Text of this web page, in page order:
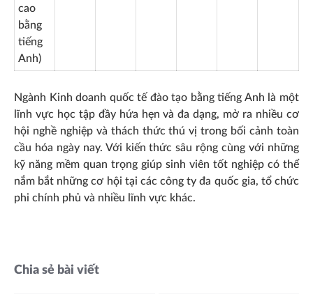
cao
bằng
tiếng
Anh)
Ngành Kinh doanh quốc tế đào tạo bằng tiếng Anh là một
lĩnh vực học tập đầy hứa hẹn và đa dạng, mở ra nhiều cơ
hội nghề nghiệp và thách thức thú vị trong bối cảnh toàn
cầu hóa ngày nay. Với kiến thức sâu rộng cùng với những
kỹ năng mềm quan trọng giúp sinh viên tốt nghiệp có thể
nắm bắt những cơ hội tại các công ty đa quốc gia, tổ chức
phi chính phủ và nhiều lĩnh vực khác.
Chia sẻ bài viết